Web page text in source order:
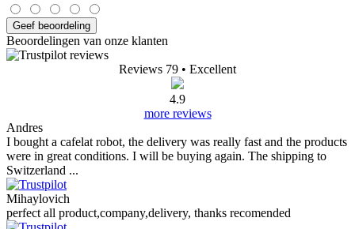
Geef beoordeling
Beoordelingen van onze klanten
Reviews 79 • Excellent
4.9
more reviews
Andres
I bought a cafelat robot, the delivery was really fast and the products
were in great conditions. I will be buying again. The shipping to
Switzerland ...
Mihaylovich
perfect all product,company,delivery, thanks recomended